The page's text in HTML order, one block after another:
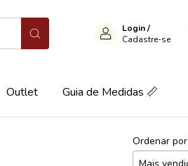
Login/
Cadastre-se
Outlet Guia de Medidas 📏
Ordenar por